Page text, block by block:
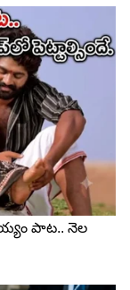
(Wood
సహజసిద్ధమైన
వదిలించడమే
ఎండిపోయిన
తర్వాత వేడి
బయట బాగా